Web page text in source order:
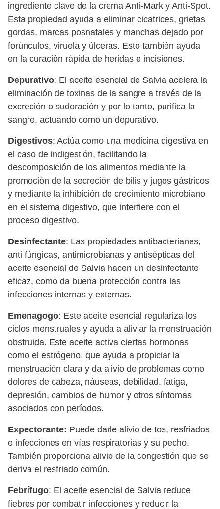
ingrediente clave de la crema Anti-Mark y Anti-Spot.
Esta propiedad ayuda a eliminar cicatrices, grietas
gordas, marcas posnatales y manchas dejado por
forúnculos, viruela y úlceras. Esto también ayuda
en la curación rápida de heridas e incisiones.
Depurativo: El aceite esencial de Salvia acelera la
eliminación de toxinas de la sangre a través de la
excreción o sudoración y por lo tanto, purifica la
sangre, actuando como un depurativo.
Digestivos: Actúa como una medicina digestiva en
el caso de indigestión, facilitando la
descomposición de los alimentos mediante la
promoción de la secreción de bilis y jugos gástricos
y mediante la inhibición de crecimiento microbiano
en el sistema digestivo, que interfiere con el
proceso digestivo.
Desinfectante: Las propiedades antibacterianas,
anti fúngicas, antimicrobianas y antisépticas del
aceite esencial de Salvia hacen un desinfectante
eficaz, como da buena protección contra las
infecciones internas y externas.
Emenagogo: Este aceite esencial regulariza los
ciclos menstruales y ayuda a aliviar la menstruación
obstruida. Este aceite activa ciertas hormonas
como el estrógeno, que ayuda a propiciar la
menstruación clara y da alivio de problemas como
dolores de cabeza, náuseas, debilidad, fatiga,
depresión, cambios de humor y otros síntomas
asociados con períodos.
Expectorante: Puede darle alivio de tos, resfriados
e infecciones en vías respiratorias y su pecho.
También proporciona alivio de la congestión que se
deriva el resfriado común.
Febrífugo: El aceite esencial de Salvia reduce
fiebres por combatir infecciones y reducir la